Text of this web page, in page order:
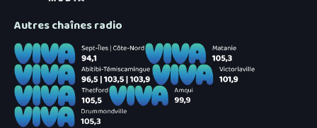
Autres chaînes radio